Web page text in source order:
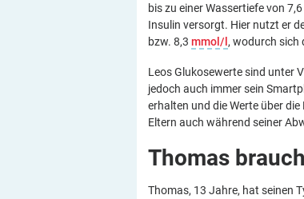
bis zu einer Wassertiefe von
Insulin versorgt. Hier nutzt er
bzw. 8,3 mmol/l , wodurch sich
Leos Glukosewerte sind unter
jedoch auch immer sein
erhalten und die Werte über
Eltern auch während seiner
Thomas
Thomas, 13 Jahre, hat seinen